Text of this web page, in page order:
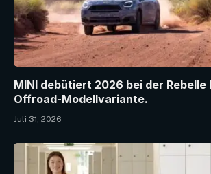
MINI debütiert 2026 bei der Rebelle
Offroad-Modellvariante.
Juli 31, 2026